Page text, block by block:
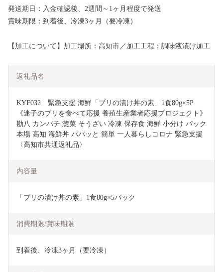
発送期日：入金確認後、2週間～1ヶ月程度で発送
賞味期限：到着後、冷凍3ヶ月（要冷凍）
【加工について】加工場所：高知市／加工工程：調味液漬け加工
返礼品名
KYF032　緊急支援 海鮮「ブリの漬け丼の素」1食80g×5P
《迷子のブリを食べて応援 養殖生産業者応援プロジェクト》
勘八 カンパチ 惣菜 そうざい 冷凍 保存食 海鮮 小分け パック
本場 高知 海鮮丼 パパッと 簡単 一人暮らしコロナ 緊急支援
〈高知市共通返礼品〉
内容量
「ブリの漬け丼の素」1食80g×5パック
消費期限/賞味期限
到着後、冷凍3ヶ月（要冷凍）